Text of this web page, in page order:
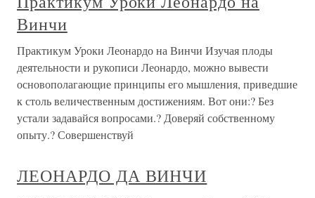
Винчи
Практикум Уроки Леонардо на Винчи Изучая плоды
деятельности и рукописи Леонардо, можно вывести
основополагающие принципы его мышления, приведшие
к столь величественным достижениям. Вот они:? Без
устали задавайся вопросами.? Доверяй собственному
опыту.? Совершенствуй
ЛЕОНАРДО ДА ВИНЧИ